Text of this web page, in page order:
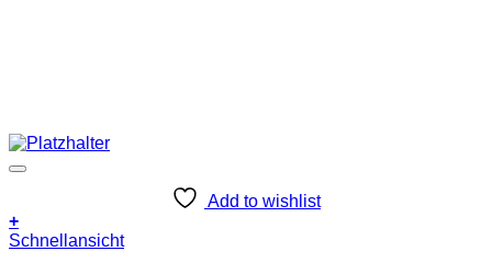
Add to wishlist
+
Schnellansicht